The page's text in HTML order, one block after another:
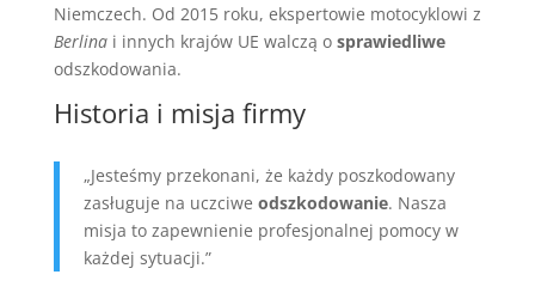
Niemczech. Od 2015 roku, ekspertowie motocyklowi z
Berlinai innych krajów UE walczą o sprawiedliwe
odszkodowania.
Historia i misja firmy
„Jesteśmy przekonani, że każdy poszkodowany
zasługuje na uczciwe odszkodowanie. Nasza
misja to zapewnienie profesjonalnej pomocy w
każdej sytuacji.”